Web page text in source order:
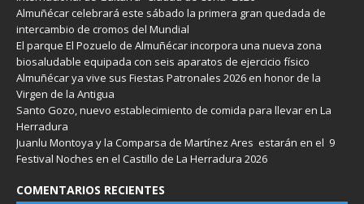
Almuñécar celebrará este sábado la primera gran quedada de
intercambio de cromos del Mundial
El parque El Pozuelo de Almuñécar incorpora una nueva zona
biosaludable equipada con seis aparatos de ejercicio físico
Almuñécar ya vive sus Fiestas Patronales 2026 en honor de la
Virgen de la Antigua
Santo Gozo, nuevo establecimiento de comida para llevar en La
Herradura
Juanlu Montoya y la Comparsa de Martínez Ares estarán en el 9
Festival Noches en el Castillo de La Herradura 2026
COMENTARIOS RECIENTES